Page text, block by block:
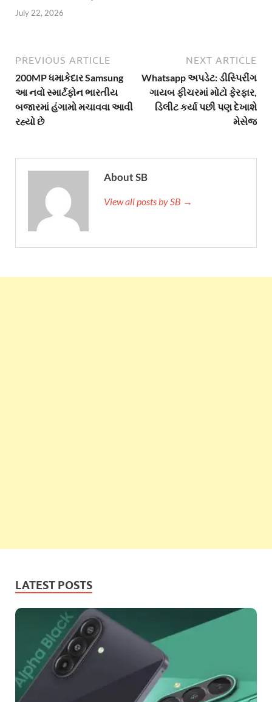
July 22, 2026
PREVIOUS ARTICLE
200MP ધમાકેદાર Samsung
આ નવો સ્માર્ટફોન ભારતીય
બજારમાં હંગામો મચાવવા આવી
રહ્યો છે
NEXT ARTICLE
Whatsapp અપડેટ: ડીસ્પિરીંગ
ગાયબ ફીચરમાં મોટો ફેરફાર,
ડિલીટ કર્યા પછી પણ દેખાશે
મેસેજ
About SB
View all posts by SB →
LATEST POSTS